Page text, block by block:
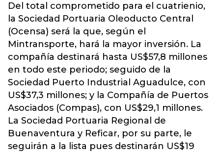
Del total comprometido para el cuatrienio,
la Sociedad Portuaria Oleoducto Central
(Ocensa) será la que, según el
Mintransporte, hará la mayor inversión. La
compañía destinará hasta US$57,8 millones
en todo este periodo; seguido de la
Sociedad Puerto Industrial Aguadulce, con
US$37,3 millones; y la Compañía de Puertos
Asociados (Compas), con US$29,1 millones.
La Sociedad Portuaria Regional de
Buenaventura y Reficar, por su parte, le
seguirán a la lista pues destinarán US$19